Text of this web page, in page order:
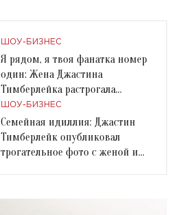
ШОУ-БИЗНЕС
Я рядом, я твоя фанатка номер
один: Жена Джастина
Тимберлейка растрогала
нежным признанием в любви
ШОУ-БИЗНЕС
Семейная идиллия: Джастин
Тимберлейк опубликовал
трогательное фото с женой и